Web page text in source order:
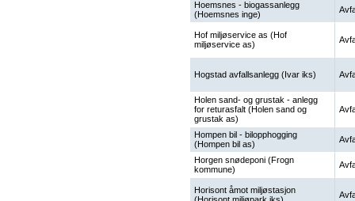
Hoemsnes - biogassanlegg
(Hoemsnes inge)
Hof miljøservice as (Hof
miljøservice as)
Hogstad avfallsanlegg (Ivar iks)
Holen sand- og grustak - anlegg
for returasfalt (Holen sand og
grustak as)
Hompen bil - bilopphogging
(Hompen bil as)
Horgen snødeponi (Frogn
kommune)
Horisont åmot miljøstasjon